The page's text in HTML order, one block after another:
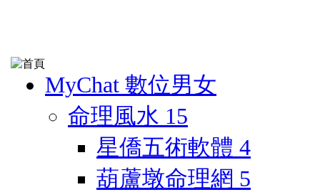
MyChat 數位男女
命理風水 15
星僑五術軟體 4
葫蘆墩命理網 5